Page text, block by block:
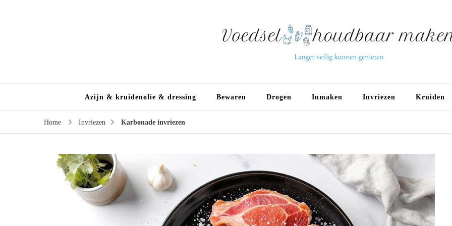
Azijn & kruidenolie & dressing Bewaren Drogen Inmaken Invriezen Kruiden
Home Invriezen Karbonade invriezen